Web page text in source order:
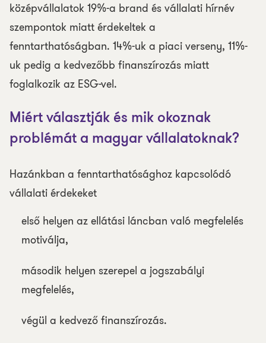
középvállalatok 19%-a brand és vállalati hírnév
szempontok miatt érdekeltek a
fenntarthatóságban. 14%-uk a piaci verseny, 11%-
uk pedig a kedvezőbb finanszírozás miatt
foglalkozik az ESG-vel.
Miért választják és mik okoznak
problémát a magyar vállalatoknak?
Hazánkban a fenntarthatósághoz kapcsolódó
vállalati érdekeket
első helyen az ellátási láncban való megfelelés
motiválja,
második helyen szerepel a jogszabályi
megfelelés,
végül a kedvező finanszírozás.